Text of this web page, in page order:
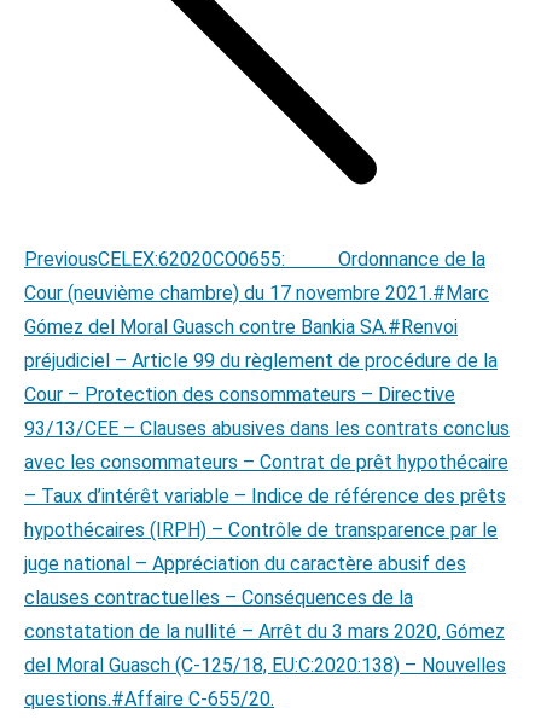
PreviousPrevious
post:
CELEX:62020CO0655: Ordonnance de la
Cour (neuvième chambre) du 17 novembre 2021.#Marc
Gómez del Moral Guasch contre Bankia SA.#Renvoi
préjudiciel – Article 99 du règlement de procédure de la
Cour – Protection des consommateurs – Directive
93/13/CEE – Clauses abusives dans les contrats conclus
avec les consommateurs – Contrat de prêt hypothécaire
– Taux d’intérêt variable – Indice de référence des prêts
hypothécaires (IRPH) – Contrôle de transparence par le
juge national – Appréciation du caractère abusif des
clauses contractuelles – Conséquences de la
constatation de la nullité – Arrêt du 3 mars 2020, Gómez
del Moral Guasch (C‑125/18, EU:C:2020:138) – Nouvelles
questions.#Affaire C-655/20.